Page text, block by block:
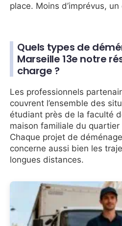
place. Moins d’imprévus,
Quels types de
Marseille 13e notre
charge ?
Les professionnels
couvrent l’ensemble des
étudiant près de la faculté
maison familiale du
Chaque projet de
concerne aussi bien les
longues distances.